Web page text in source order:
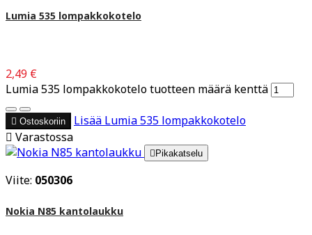
Lumia 535 lompakkokotelo
2,49 €
Lumia 535 lompakkokotelo tuotteen määrä kenttä
 Ostoskoriin Lisää Lumia 535 lompakkokotelo
 Varastossa
 Pikakatselu
Viite: 050306
Nokia N85 kantolaukku